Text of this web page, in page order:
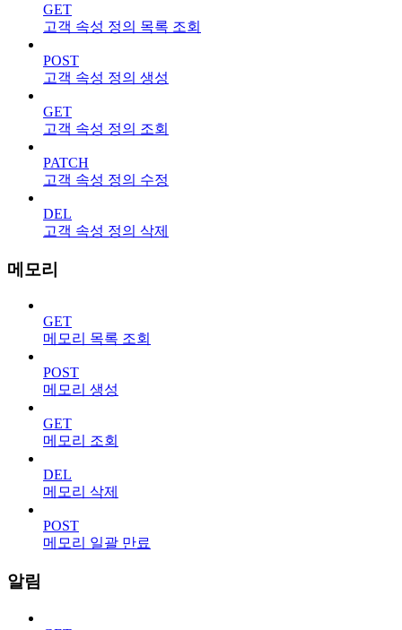
GET
고객 속성 정의 목록 조회
POST
고객 속성 정의 생성
GET
고객 속성 정의 조회
PATCH
고객 속성 정의 수정
DEL
고객 속성 정의 삭제
메모리
GET
메모리 목록 조회
POST
메모리 생성
GET
메모리 조회
DEL
메모리 삭제
POST
메모리 일괄 만료
알림